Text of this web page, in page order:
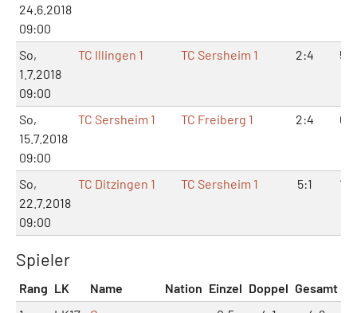
24.6.2018
09:00
So,
1.7.2018
09:00
TC Illingen 1 TC Sersheim 1 2:4
So,
15.7.2018
09:00
TC Sersheim 1 TC Freiberg 1 2:4
So,
22.7.2018
09:00
TC Ditzingen 1 TC Sersheim 1 5:1
Spieler
Rang LK Name Nation Einzel Doppel Gesamt